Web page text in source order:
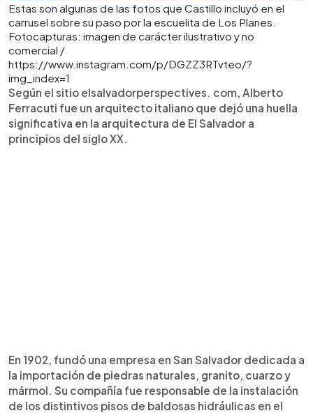
Estas son algunas de las fotos que Castillo incluyó en el
carrusel sobre su paso por la escuelita de Los Planes.
Fotocapturas: imagen de carácter ilustrativo y no
comercial /
https://www.instagram.com/p/DGZZ3RTvteo/?
img_index=1
Según el sitio elsalvadorperspectives. com, Alberto
Ferracuti fue un arquitecto italiano que dejó una huella
significativa en la arquitectura de El Salvador a
principios del siglo XX.
En 1902, fundó una empresa en San Salvador dedicada a
la importación de piedras naturales, granito, cuarzo y
mármol. Su compañía fue responsable de la instalación
de los distintivos pisos de baldosas hidráulicas en el